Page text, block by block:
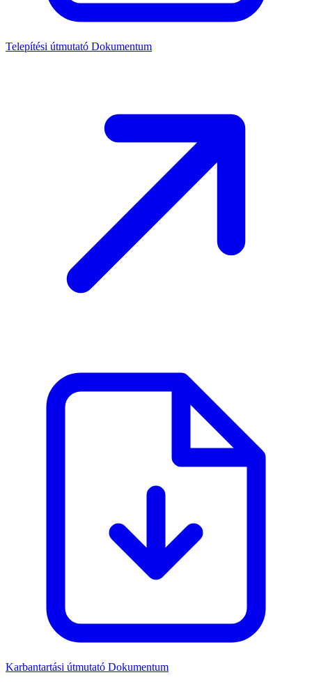
Telepítési útmutató Dokumentum
Karbantartási útmutató Dokumentum